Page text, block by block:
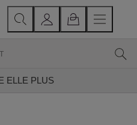
ELLE PLUS